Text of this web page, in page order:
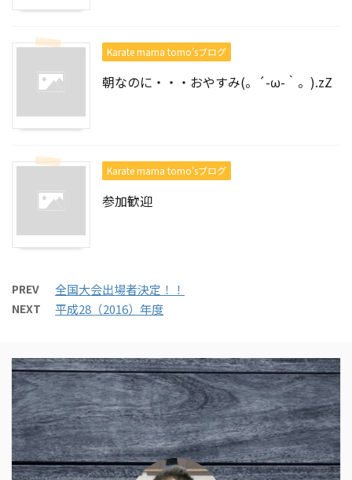
Karate mama tomo’sブログ
朝なのに・・・おやすみ(。´-ω-｀。).zZ
Karate mama tomo’sブログ
参加歓迎
PREV 全国大会出場者決定！！
NEXT 平成28（2016）年度